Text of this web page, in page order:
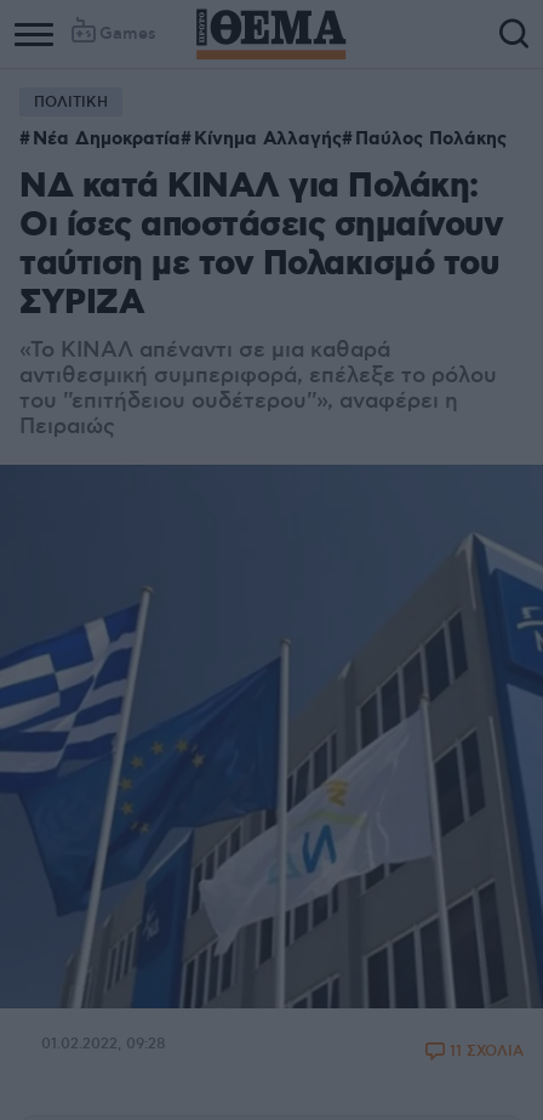
Games
Column
1
Column
2
ΠΟΛΙΤΙΚΗ
Νέα Δημοκρατία Κίνημα Αλλαγής Παύλος Πολάκης
ΝΔ κατά ΚΙΝΑΛ για Πολάκη:
Οι ίσες αποστάσεις σημαίνουν
ταύτιση με τον Πολακισμό του
ΣΥΡΙΖΑ
«Το ΚΙΝΑΛ απέναντι σε μια καθαρά
αντιθεσμική συμπεριφορά, επέλεξε το ρόλου
του ''επιτήδειου ουδέτερου''», αναφέρει η
Πειραιώς
01.02.2022, 09:28 11 ΣΧΟΛΙΑ